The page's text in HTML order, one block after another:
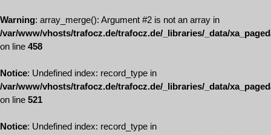
Warning: array_merge(): Argument #2 is not an array in
/var/www/vhosts/trafocz.de/trafocz.de/_libraries/_data/
on line 458
Notice: Undefined index: record_type in
/var/www/vhosts/trafocz.de/trafocz.de/_libraries/_data/
on line 521
Notice: Undefined index: record_type in